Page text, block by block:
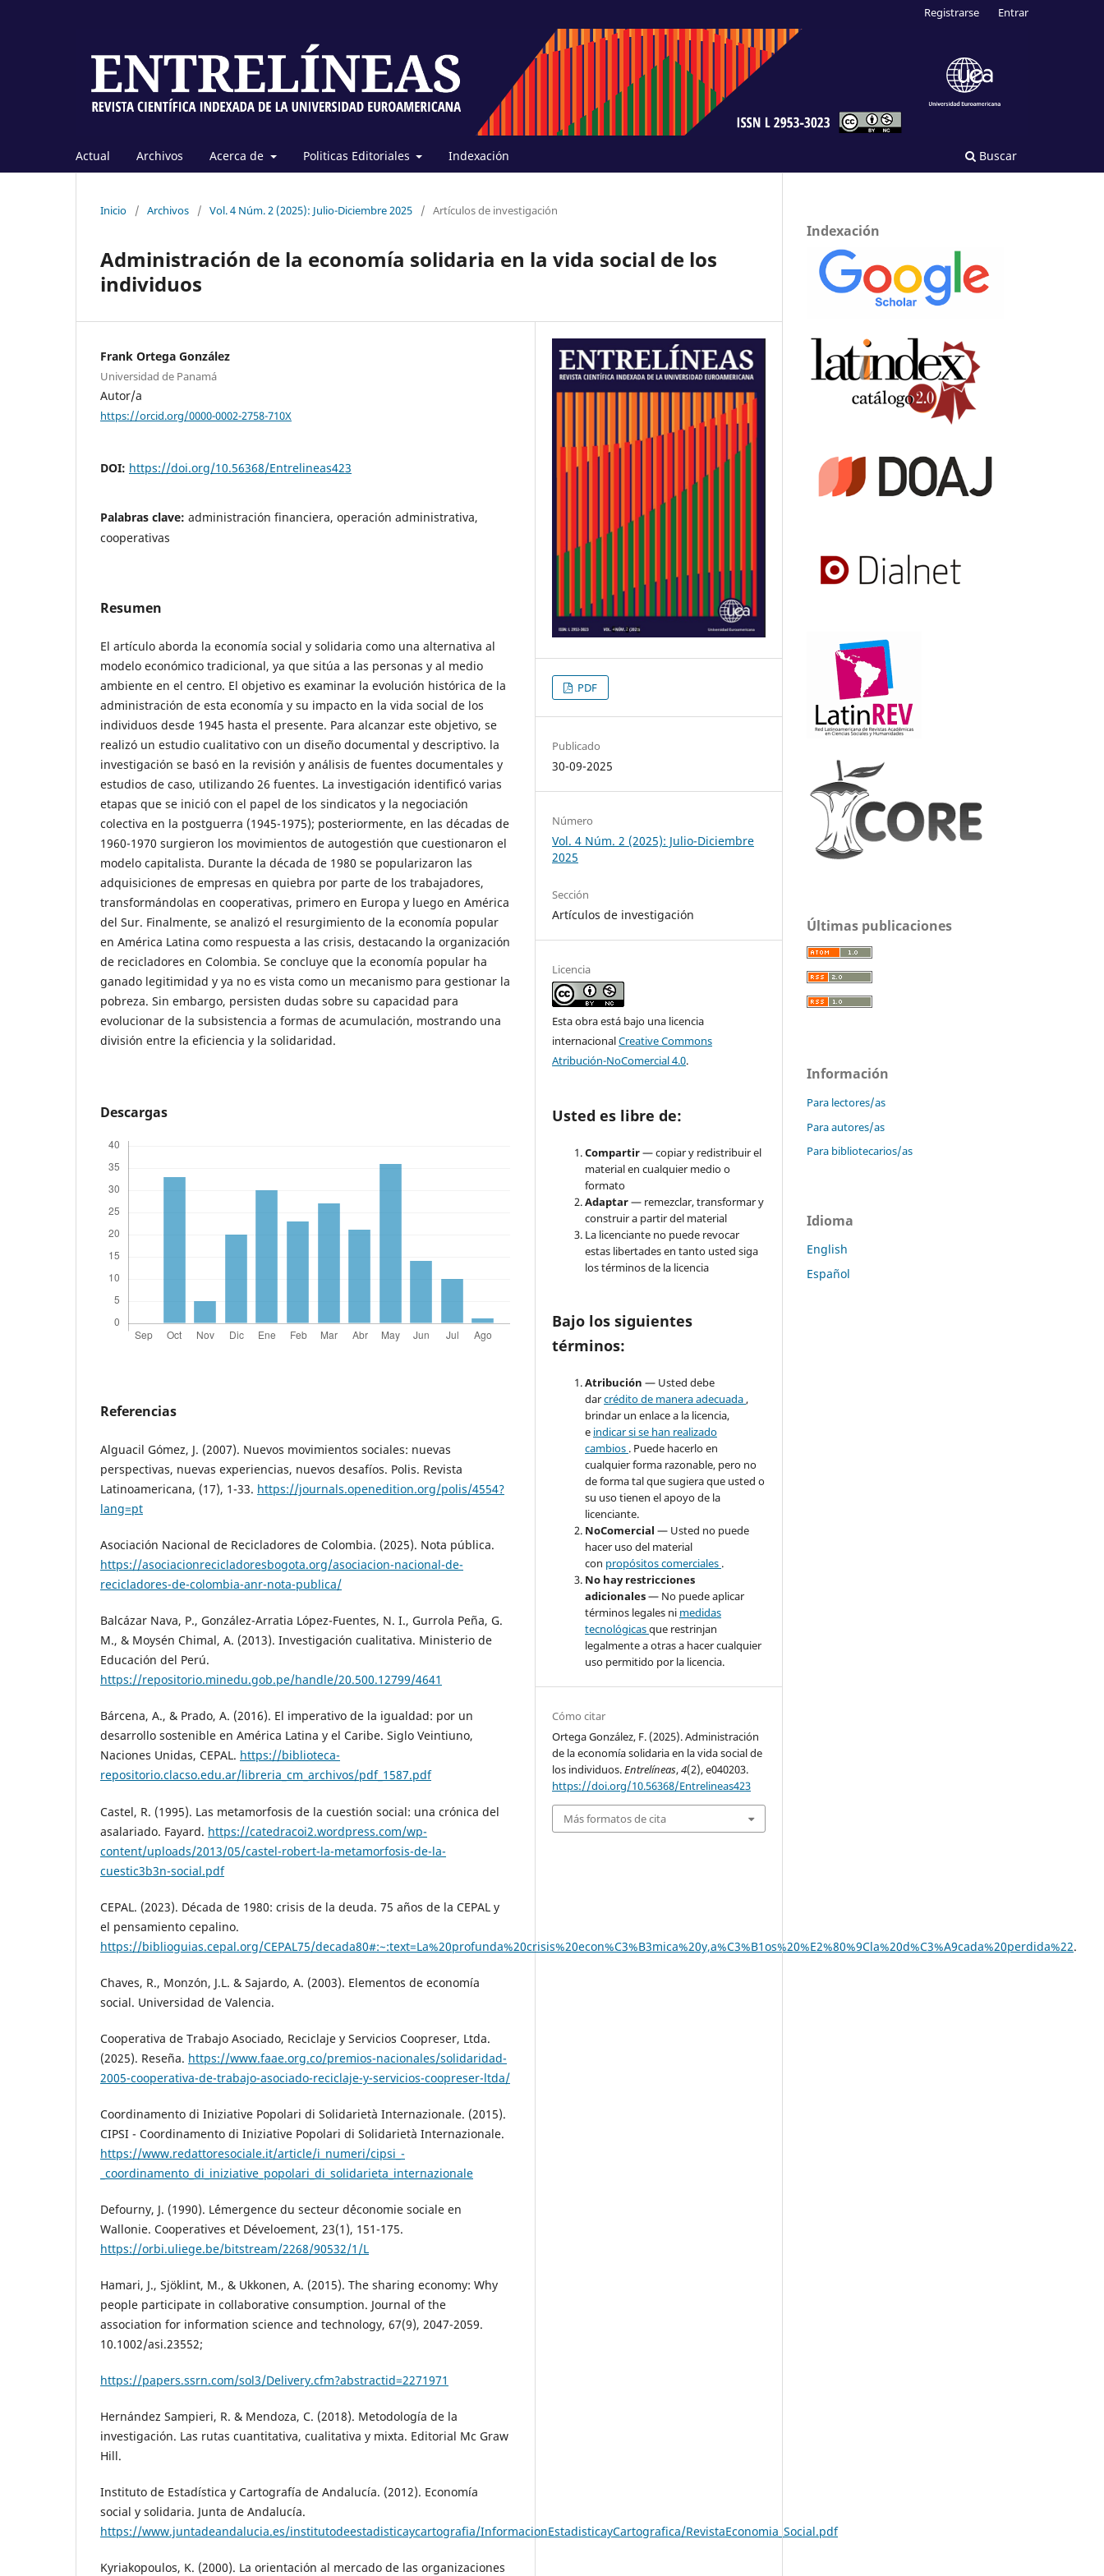
Actual Archivos Acerca de Politicas Editoriales Indexación Buscar
Registrarse Entrar
Inicio / Archivos / Vol. 4 Núm. 2 (2025): Julio-Diciembre 2025 / Artículos de investigación
Administración de la economía solidaria en la vida social de los
individuos
Frank Ortega González
Universidad de Panamá
Autor/a
https://orcid.org/0000-0002-2758-710X
DOI: https://doi.org/10.56368/Entrelineas423
Palabras clave: administración financiera, operación administrativa,
cooperativas
Resumen
El artículo aborda la economía social y solidaria como una alternativa al
modelo económico tradicional, ya que sitúa a las personas y al medio
ambiente en el centro. El objetivo es examinar la evolución histórica de la
administración de esta economía y su impacto en la vida social de los
individuos desde 1945 hasta el presente. Para alcanzar este objetivo, se
realizó un estudio cualitativo con un diseño documental y descriptivo. la
investigación se basó en la revisión y análisis de fuentes documentales y
estudios de caso, utilizando 26 fuentes. La investigación identificó varias
etapas que se inició con el papel de los sindicatos y la negociación
colectiva en la postguerra (1945-1975); posteriormente, en las décadas de
1960-1970 surgieron los movimientos de autogestión que cuestionaron el
modelo capitalista. Durante la década de 1980 se popularizaron las
adquisiciones de empresas en quiebra por parte de los trabajadores,
transformándolas en cooperativas, primero en Europa y luego en América
del Sur. Finalmente, se analizó el resurgimiento de la economía popular
en América Latina como respuesta a las crisis, destacando la organización
de recicladores en Colombia. Se concluye que la economía popular ha
ganado legitimidad y ya no es vista como un mecanismo para gestionar la
pobreza. Sin embargo, persisten dudas sobre su capacidad para
evolucionar de la subsistencia a formas de acumulación, mostrando una
división entre la eficiencia y la solidaridad.
Descargas
Referencias
Alguacil Gómez, J. (2007). Nuevos movimientos sociales: nuevas
perspectivas, nuevas experiencias, nuevos desafíos. Polis. Revista
Latinoamericana, (17), 1-33. https://journals.openedition.org/polis/4554?
lang=pt
Asociación Nacional de Recicladores de Colombia. (2025). Nota pública.
https://asociacionrecicladoresbogota.org/asociacion-nacional-de-
recicladores-de-colombia-anr-nota-publica/
Balcázar Nava, P., González-Arratia López-Fuentes, N. I., Gurrola Peña, G.
M., & Moysén Chimal, A. (2013). Investigación cualitativa. Ministerio de
Educación del Perú.
https://repositorio.minedu.gob.pe/handle/20.500.12799/4641
Bárcena, A., & Prado, A. (2016). El imperativo de la igualdad: por un
desarrollo sostenible en América Latina y el Caribe. Siglo Veintiuno,
Naciones Unidas, CEPAL. https://biblioteca-
repositorio.clacso.edu.ar/libreria_cm_archivos/pdf_1587.pdf
Castel, R. (1995). Las metamorfosis de la cuestión social: una crónica del
asalariado. Fayard. https://catedracoi2.wordpress.com/wp-
content/uploads/2013/05/castel-robert-la-metamorfosis-de-la-
cuestic3b3n-social.pdf
CEPAL. (2023). Década de 1980: crisis de la deuda. 75 años de la CEPAL y
el pensamiento cepalino.
https://biblioguias.cepal.org/CEPAL75/decada80#:~:text=La%20profunda%20crisis%20econ%C3%B3mica%20y,a%C3%B1os%20%E2%80%9Cla%20d%C3%A9cada%20perdida%22.
Chaves, R., Monzón, J.L. & Sajardo, A. (2003). Elementos de economía
social. Universidad de Valencia.
Cooperativa de Trabajo Asociado, Reciclaje y Servicios Coopreser, Ltda.
(2025). Reseña. https://www.faae.org.co/premios-nacionales/solidaridad-
2005-cooperativa-de-trabajo-asociado-reciclaje-y-servicios-coopreser-ltda/
Coordinamento di Iniziative Popolari di Solidarietà Internazionale. (2015).
CIPSI - Coordinamento di Iniziative Popolari di Solidarietà Internazionale.
https://www.redattoresociale.it/article/i_numeri/cipsi_-
_coordinamento_di_iniziative_popolari_di_solidarieta_internazionale
Defourny, J. (1990). L´émergence du secteur d´économie sociale en
Wallonie. Cooperatives et Déveloement, 23(1), 151-175.
https://orbi.uliege.be/bitstream/2268/90532/1/L
Hamari, J., Sjöklint, M., & Ukkonen, A. (2015). The sharing economy: Why
people participate in collaborative consumption. Journal of the
association for information science and technology, 67(9), 2047-2059.
10.1002/asi.23552;
https://papers.ssrn.com/sol3/Delivery.cfm?abstractid=2271971
Hernández Sampieri, R. & Mendoza, C. (2018). Metodología de la
investigación. Las rutas cuantitativa, cualitativa y mixta. Editorial Mc Graw
Hill.
Instituto de Estadística y Cartografía de Andalucía. (2012). Economía
social y solidaria. Junta de Andalucía.
https://www.juntadeandalucia.es/institutodeestadisticaycartografia/InformacionEstadisticayCartografica/RevistaEconomia_Social.pdf
Kyriakopoulos, K. (2000). La orientación al mercado de las organizaciones
PDF
Publicado
30-09-2025
Número
Vol. 4 Núm. 2 (2025): Julio-Diciembre
2025
Sección
Artículos de investigación
Licencia
Esta obra está bajo una licencia
internacionalCreative Commons
Atribución-NoComercial 4.0.
Usted es libre de:
Compartir— copiar y redistribuir el
material en cualquier medio o
formato
Adaptar— remezclar, transformar y
construir a partir del material
La licenciante no puede revocar
estas libertades en tanto usted siga
los términos de la licencia
Bajo los siguientes
términos:
Atribución— Usted debe
darcrédito de manera adecuada,
brindar un enlace a la licencia,
e indicar si se han realizado
cambios . Puede hacerlo en
cualquier forma razonable, pero no
de forma tal que sugiera que usted o
su uso tienen el apoyo de la
licenciante.
NoComercial— Usted no puede
hacer uso del material
con propósitos comerciales .
No hay restricciones
adicionales— No puede aplicar
términos legales ni medidas
tecnológicasque restrinjan
legalmente a otras a hacer cualquier
uso permitido por la licencia.
Cómo citar
Ortega González, F. (2025). Administración
de la economía solidaria en la vida social de
los individuos.Entrelíneas,4(2), e040203.
https://doi.org/10.56368/Entrelineas423
Más formatos de cita
Indexación
Últimas publicaciones
Información
Para lectores/as
Para autores/as
Para bibliotecarios/as
Idioma
English
Español